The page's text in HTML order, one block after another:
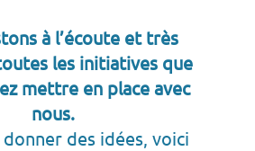
à l’écoute et très
les initiatives que
mettre en place avec
nous.
des idées, voici